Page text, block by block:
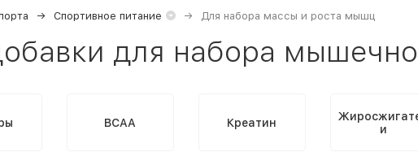
Спортивное питание Для набора массы и роста мышц
для набора
BCAA Креатин
и